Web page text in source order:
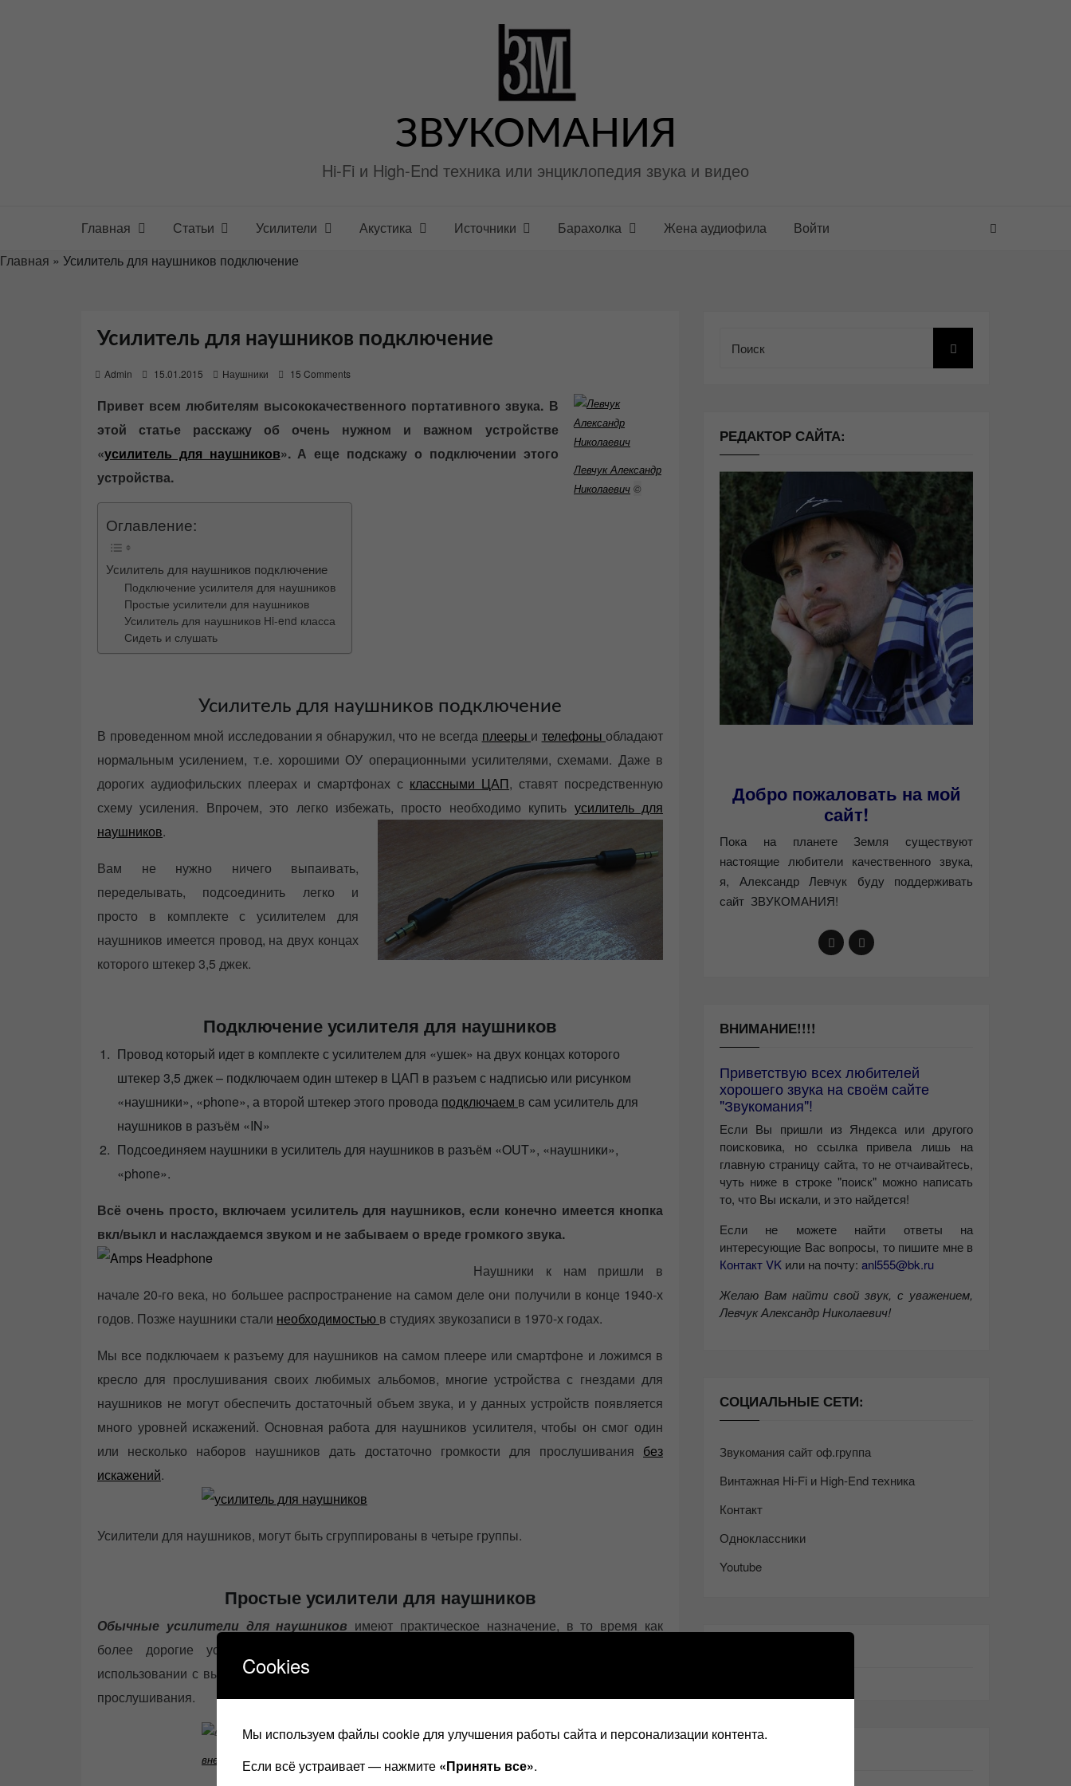
ЗВУКОМАНИЯ
Hi-Fi и High-End техника или энциклопедия звука и видео
Главная Статьи Усилители Акустика Источники Барахолка Жена аудиофила
Войти
Главная » Усилитель для наушников подключение
Усилитель для наушников подключение
Admin
s
e
o
n
15.01.2015 Наушники 15 Comments
Левчук Александр
Николаевич ©
Привет всем любителям высококачественного портативного звука. В
этой статье расскажу об очень нужном и важном устройстве
«усилитель для наушников». А еще подскажу о подключении этого
устройства.
Оглавление:
Усилитель для наушников подключение
Подключение усилителя для наушников
Простые усилители для наушников
Усилитель для наушников Hi-end класса
Сидеть и слушать
Усилитель для наушников подключение
В проведенном мной исследовании я обнаружил, что не всегда плееры и телефоны обладают
нормальным усилением, т.е. хорошими ОУ операционными усилителями, схемами. Даже в
дорогих аудиофильских плеерах и смартфонах с классными ЦАП, ставят посредственную
схему усиления. Впрочем, это легко избежать, просто необходимо купить усилитель для
наушников.
Вам не нужно ничего выпаивать,
переделывать, подсоединить легко и
просто в комплекте с усилителем для
наушников имеется провод, на двух концах
которого штекер 3,5 джек.
Подключение усилителя для наушников
Провод который идет в комплекте с усилителем для «ушек» на двух концах которого
штекер 3,5 джек – подключаем один штекер в ЦАП в разъем с надписью или рисунком
«наушники», «phone», а второй штекер этого провода подключаем в сам усилитель для
наушников в разъём «IN»
Подсоединяем наушники в усилитель для наушников в разъём «OUT», «наушники»,
«phone».
Всё очень просто, включаем усилитель для наушников, если конечно имеется кнопка
вкл/выкл и наслаждаемся звуком и не забываем о вреде громкого звука.
Наушники к нам пришли в
начале 20-го века, но большее распространение на самом деле они получили в конце 1940-х
годов. Позже наушники стали необходимостью в студиях звукозаписи в 1970-х годах.
Мы все подключаем к разъему для наушников на самом плеере или смартфоне и ложимся в
кресло для прослушивания своих любимых альбомов, многие устройства с гнездами для
наушников не могут обеспечить достаточный объем звука, и у данных устройств появляется
много уровней искажений. Основная работа для наушников усилителя, чтобы он смог один
или несколько наборов наушников дать достаточно громкости для прослушивания без
искажений.
Усилители для наушников, могут быть сгруппированы в четыре группы.
Простые усилители для наушников
Обычные усилители для наушников имеют практическое назначение, в то время как
более дорогие устройства для истинных меломанов и
использовании с высококачественными наушниками, созданы для истинного впечатления от
прослушивания.
внешний ЦАП Singxer SDA-2
РЕДАКТОР САЙТА:
Добро пожаловать на мой
сайт!
Пока на планете Земля существуют
настоящие любители качественного звука,
я, Александр Левчук буду поддерживать
сайт ЗВУКОМАНИЯ!
ВНИМАНИЕ!!!!
Приветствую всех любителей
хорошего звука на своём сайте
"Звукомания"!
Если Вы пришли из Яндекса или другого
поисковика, но ссылка привела лишь на
главную страницу сайта, то не отчаивайтесь,
чуть ниже в строке "поиск" можно написать
то, что Вы искали, и это найдется!
Если не можете найти ответы на
интересующие Вас вопросы, то пишите мне в
Контакт VK или на почту: anl555@bk.ru
Желаю Вам найти свой звук, с уважением,
Левчук Александр Николаевич!
СОЦИАЛЬНЫЕ СЕТИ:
Звукомания сайт оф.группа
Винтажная Hi-Fi и High-End техника
Контакт
Одноклассники
Youtube
Cookies
Мы используем файлы cookie для улучшения работы сайта и персонализации контента.
Если всё устраивает — нажмите «Принять все».